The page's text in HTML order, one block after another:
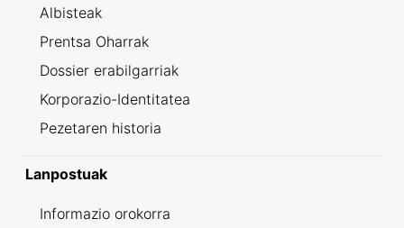
Albisteak
Prentsa Oharrak
Dossier erabilgarriak
Korporazio-Identitatea
Pezetaren historia
Lanpostuak
Informazio orokorra